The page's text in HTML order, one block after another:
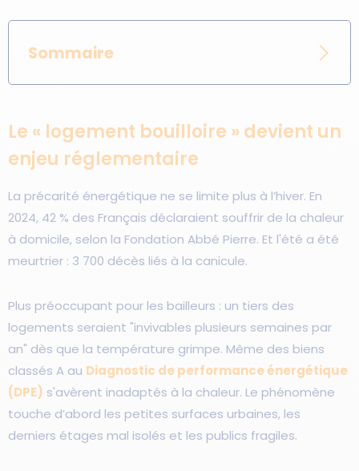
Sommaire
Le « logement bouilloire » devient un
enjeu réglementaire
La précarité énergétique ne se limite plus à l’hiver. En
2024, 42 % des Français déclaraient souffrir de la chaleur
à domicile, selon la Fondation Abbé Pierre. Et l'été a été
meurtrier : 3 700 décès liés à la canicule.
Plus préoccupant pour les bailleurs : un tiers des
logements seraient "invivables plusieurs semaines par
an" dès que la température grimpe. Même des biens
classés A au Diagnostic de performance énergétique
(DPE) s'avèrent inadaptés à la chaleur. Le phénomène
touche d’abord les petites surfaces urbaines, les
derniers étages mal isolés et les publics fragiles.